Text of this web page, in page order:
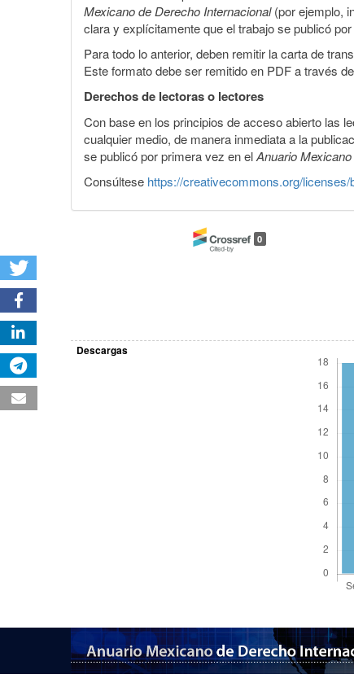
Mexicano de Derecho Internacional(por ejemplo,
clara y explícitamente que el trabajo se publicó
Para todo lo anterior, deben remitir la carta de
Este formato debe ser remitido en PDF a través
Derechos de lectoras o lectores
Con base en los principios de acceso abierto las
cualquier medio, de manera inmediata a la
se publicó por primera vez en elAnuario
Consúltese https://creativecommons.org/licenses/
0
Descargas